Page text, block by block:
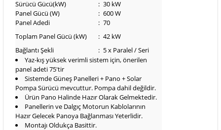
Sürücü Gücü(kW)
: 30 kW
Panel Gücü (W)
: 600 W
Panel Adedi
: 70
Toplam Panel Gücü (kW)
: 42 kW
Bağlantı Şekli
: 5 x Paralel / Seri
Yaz-kış yüksek verimli sistem için, önerilen
panel adeti 75'tir
Sistemde Güneş Panelleri + Pano + Solar
Pompa Sürücü mevcuttur. Pompa dahil değildir.
Ürün Pano Halinde Hazır Olarak Gelmektedir.
Panellerin ve Dalgıç Motorun Kablolarının
Hazır Gelecek Panoya Bağlanması Yeterlidir.
Montajı Oldukça Basittir.